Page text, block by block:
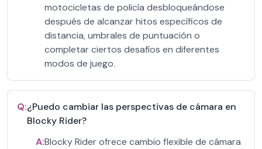
motocicletas de policía desbloqueándose
después de alcanzar hitos específicos de
distancia, umbrales de puntuación o
completar ciertos desafíos en diferentes
modos de juego.
Q:¿Puedo cambiar las perspectivas de cámara en
Blocky Rider?
A:Blocky Rider ofrece cambio flexible de cámara